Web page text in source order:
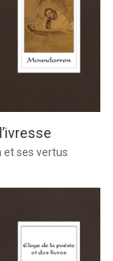
et ses vertus